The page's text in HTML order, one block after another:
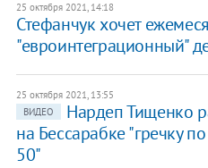
25 октября 2021, 14:18
Стефанчук хочет
"евроинтеграционный"
25 октября 2021, 13:55
ВИДЕО
Нардеп Тищенко
на Бессарабке "гречку
50"